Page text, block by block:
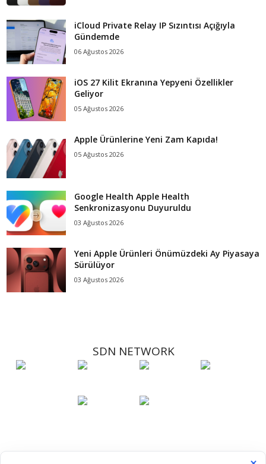
iCloud Private Relay IP Sızıntısı Açığıyla
Gündemde
06 Ağustos 2026
iOS 27 Kilit Ekranına Yepyeni Özellikler
Geliyor
05 Ağustos 2026
Apple Ürünlerine Yeni Zam Kapıda!
05 Ağustos 2026
Google Health Apple Health
Senkronizasyonu Duyuruldu
03 Ağustos 2026
Yeni Apple Ürünleri Önümüzdeki Ay Piyasaya
Sürülüyor
03 Ağustos 2026
SDN NETWORK